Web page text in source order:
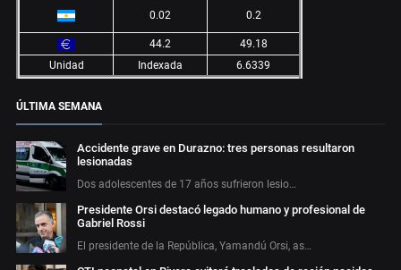
0.02 0.2
44.2
49.18
Unidad
Indexada 6.6339
ÚLTIMA SEMANA
Accidente grave en Durazno: tres personas resultaron
lesionadas
Dos adolescentes de 17 años sufrieron lesio…
Presidente Orsi destacó legado humano y profesional de
Gabriel Rossi
El presidente de la República, Yamandú Orsi, as…